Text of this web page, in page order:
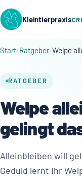
Kleintierpraxis
Start Ratgeber Welpe
RATGEBER
Welpe
gelingt
Alleinbleiben will
Geduld lernt Ihr